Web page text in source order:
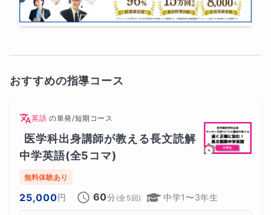
おすすめの指導コース
英語 の単発/短期コース
医学科出身講師が教える長文読解
中学英語(全5コマ)
無料体験あり
25,000円 60分 (全 5回) 中学1〜3年生